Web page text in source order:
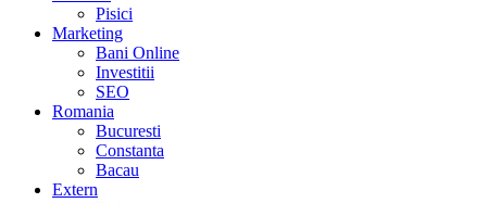
Pisici
Marketing
Bani Online
Investitii
SEO
Romania
Bucuresti
Constanta
Bacau
Extern